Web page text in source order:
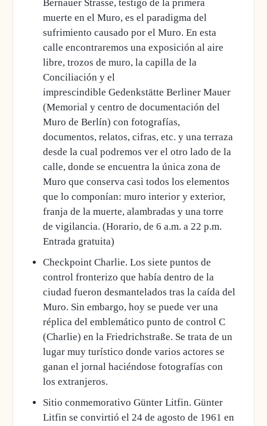
Bernauer Strasse, testigo de la primera
muerte en el Muro, es el paradigma del
sufrimiento causado por el Muro. En esta
calle encontraremos una exposición al aire
libre, trozos de muro, la capilla de la
Conciliación y el
imprescindible Gedenkstätte Berliner Mauer
(Memorial y centro de documentación del
Muro de Berlín) con fotografías,
documentos, relatos, cifras, etc. y una terraza
desde la cual podremos ver el otro lado de la
calle, donde se encuentra la única zona de
Muro que conserva casi todos los elementos
que lo componían: muro interior y exterior,
franja de la muerte, alambradas y una torre
de vigilancia. (Horario, de 6 a.m. a 22 p.m.
Entrada gratuita)
Checkpoint Charlie. Los siete puntos de
control fronterizo que había dentro de la
ciudad fueron desmantelados tras la caída del
Muro. Sin embargo, hoy se puede ver una
réplica del emblemático punto de control C
(Charlie) en la Friedrichstraße. Se trata de un
lugar muy turístico donde varios actores se
ganan el jornal haciéndose fotografías con
los extranjeros.
Sitio conmemorativo Günter Litfin. Günter
Litfin se convirtió el 24 de agosto de 1961 en